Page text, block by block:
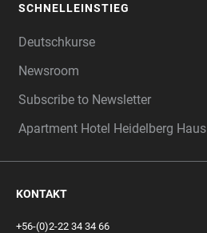
SCHNELLEINSTIEG
Deutschkurse
Newsroom
Subscribe to Newsletter
Apartment Hotel Heidelberg Haus
KONTAKT
+56-(0)2-22 34 34 66